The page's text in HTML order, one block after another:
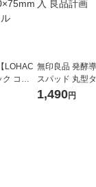
LOHAC
コッ
無印良品 発酵
スパッド 丸型
ｍＬ ５０枚入
1,490円